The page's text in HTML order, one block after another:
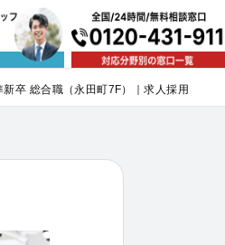
神戸 福岡
上）
新卒 総合職（永田町7F）｜求人採用